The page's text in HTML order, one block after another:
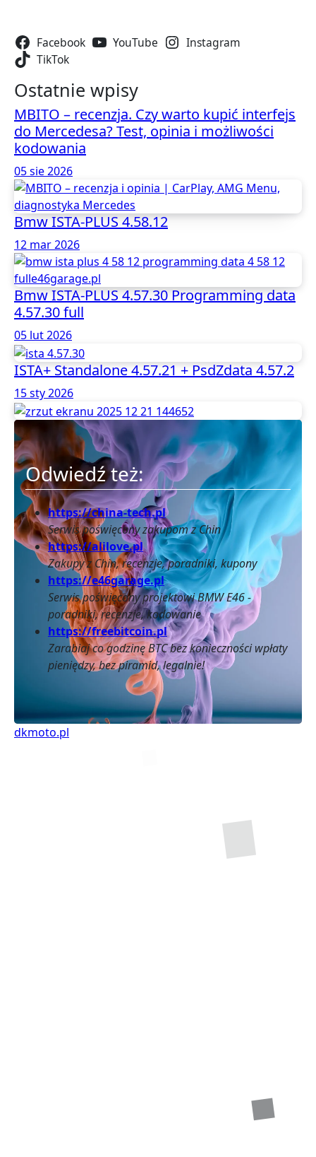
Facebook YouTube
Instagram
TikTok
Ostatnie wpisy
MBITO – recenzja. Czy warto kupić interfejs
do Mercedesa? Test, opinia i możliwości
kodowania
05 sie 2026
Bmw ISTA-PLUS 4.58.12
12 mar 2026
Bmw ISTA-PLUS 4.57.30 Programming data
4.57.30 full
05 lut 2026
ISTA+ Standalone 4.57.21 + PsdZdata 4.57.2
15 sty 2026
Odwiedź też:
https://china-tech.pl
Serwis poświęcony zakupom z Chin
https://alilove.pl
Zakupy z Chin, recenzje, poradniki, kupony
https://e46garage.pl
Serwis poświęcony projektowi BMW E46 -
poradniki, recenzje, kodowanie
https://freebitcoin.pl
Zarabiaj co godzinę BTC bez konieczności wpłaty
pieniędzy, bez piramid, legalnie!
dkmoto.pl